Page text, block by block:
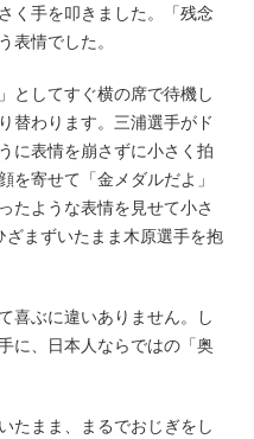
く手を叩きました。「残念
表情でした。
としてすぐ横の席で待機し
替わります。三浦選手がド
に表情を崩さずに小さく拍
を寄せて「金メダルだよ」
たような表情を見せて小さ
まずいたまま木原選手を抱
喜ぶに違いありません。し
に、日本人ならではの「奥
たまま、まるでおじぎをし